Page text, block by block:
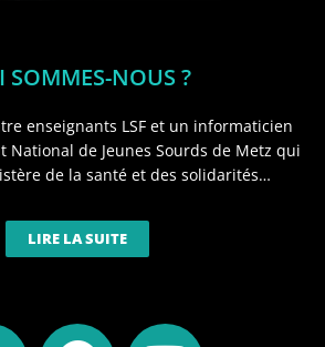
SOMMES-NOUS ?
enseignants LSF et un informaticien
National de Jeunes Sourds de Metz qui
de la santé et des solidarités…
LIRE LA SUITE